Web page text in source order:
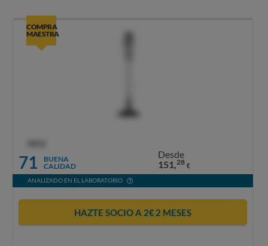
COMPRA
MAESTRA
71
BUENA
CALIDAD
Desde
151,28 €
ANALIZADO EN EL LABORATORIO
HAZTE SOCIO A 2€ 2 MESES